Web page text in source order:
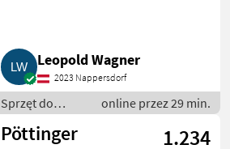
Leopold Wagner
2023 Nappersdorf
Sprzęt do
zbioru siana i
paszowy /
online przez 29 min.
Pöttinger
1.234